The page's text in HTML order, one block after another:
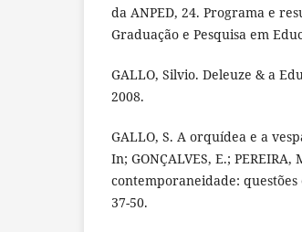
da ANPED, 24. Programa e
Graduação e Pesquisa em
GALLO, Silvio. Deleuze & a
2008.
GALLO, S. A orquídea e a
In; GONÇALVES, E.;
contemporaneidade: questões
37-50.